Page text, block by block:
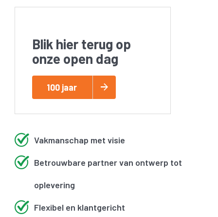
Blik hier terug op
onze open dag
100 jaar
Vakmanschap met visie
Betrouwbare partner van ontwerp tot
oplevering
Flexibel en klantgericht